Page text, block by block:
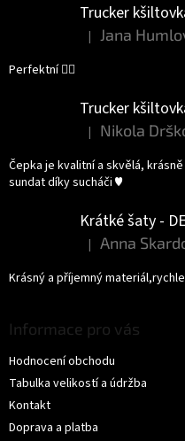
Trucker
Hodnocení
| Jana
Perfektní 👌🏻
Trucker
Hodnocení
| Nikola
Čepka je kvalitní a skvělá,
sundat díky sucháči ♥️
Krátké šaty -
Hodnocení
| Anna
Krásný a příjemný
Informace pro vás
Hodnocení obchodu
Tabulka velikostí a údržba
Kontakt
Doprava a platba